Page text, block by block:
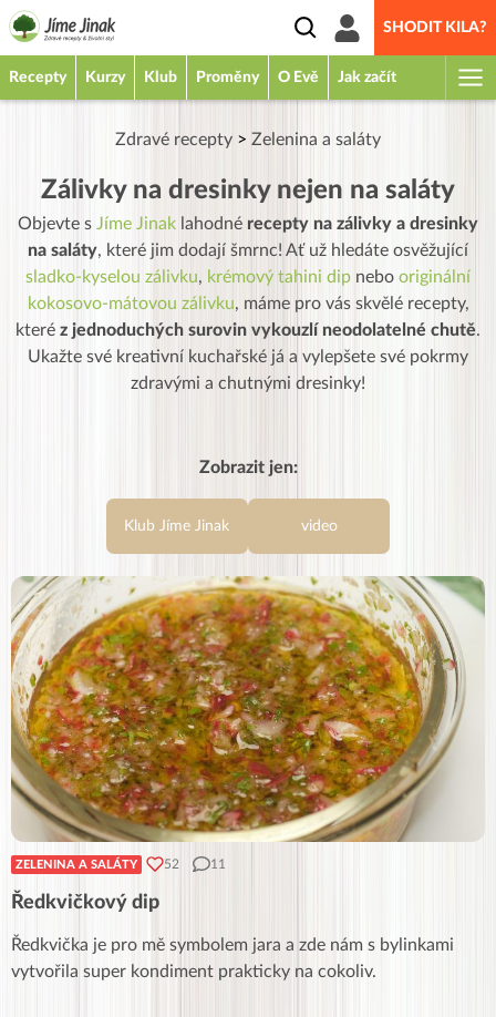
SHODIT KILA?
Recepty Kurzy Klub Proměny O Evě Jak začít
Zdravé recepty > Zelenina a saláty
Zálivky na dresinky nejen na saláty
Objevte s Jíme Jinak lahodné recepty na zálivky a dresinky
na saláty, které jim dodají šmrnc! Ať už hledáte osvěžující
sladko-kyselou zálivku, krémový tahini dip nebo originální
kokosovo-mátovou zálivku, máme pro vás skvělé recepty,
které z jednoduchých surovin vykouzlí neodolatelné chutě.
Ukažte své kreativní kuchařské já a vylepšete své pokrmy
zdravými a chutnými dresinky!
Zobrazit jen:
Klub Jíme Jinak video
ZELENINA A SALÁTY 52 11
Ředkvičkový dip
Ředkvička je pro mě symbolem jara a zde nám s bylinkami
vytvořila super kondiment prakticky na cokoliv.